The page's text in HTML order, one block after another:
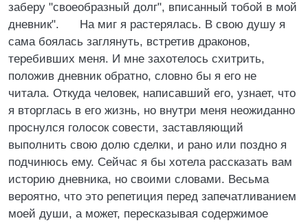
заберу "своеобразный долг", вписанный тобой в мой
дневник". На миг я растерялась. В свою душу я
сама боялась заглянуть, встретив драконов,
теребивших меня. И мне захотелось схитрить,
положив дневник обратно, словно бы я его не
читала. Откуда человек, написавший его, узнает, что
я вторглась в его жизнь, но внутри меня неожиданно
проснулся голосок совести, заставляющий
выполнить свою долю сделки, и рано или поздно я
подчинюсь ему. Сейчас я бы хотела рассказать вам
историю дневника, но своими словами. Весьма
вероятно, что это репетиция перед запечатливанием
моей души, а может, пересказывая содержимое